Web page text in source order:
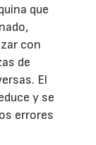
que
con
de
El
y se
errores